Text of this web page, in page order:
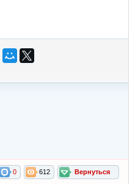
Вернуться
612
0